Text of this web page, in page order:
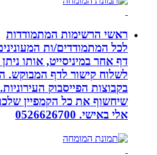
ראשי הרשימות המתמודדות
לכל המתמודדים/ות המעונינים/
דף אחר במיניסייט, אותו ניתן
לשלוח קישור לדף המבוקש.
בקבוצות הפייסבוק העירוניות.
אלי באישי. 0526626700